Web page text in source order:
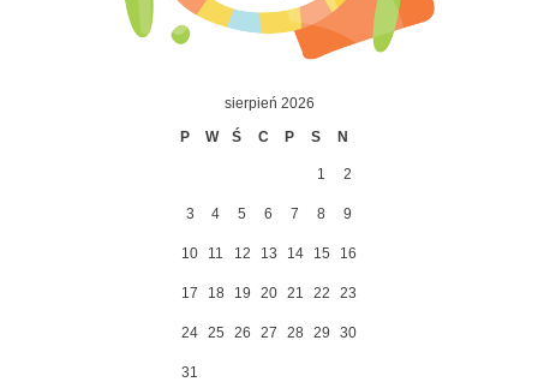
sierpień 2026
P
W Ś C P S N
1 2
3 4 5 6 7 8 9
10 11 12 13 14 15 16
17 18 19 20 21 22 23
24 25 26 27 28 29 30
31